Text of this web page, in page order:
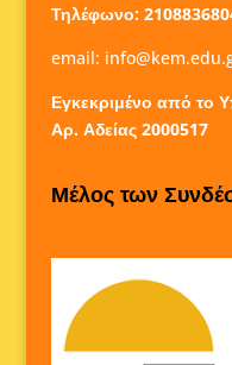
Τηλέφωνο:
email:
Εγκεκριμένο από το
Αρ. Αδείας 2000517
Μέλος των